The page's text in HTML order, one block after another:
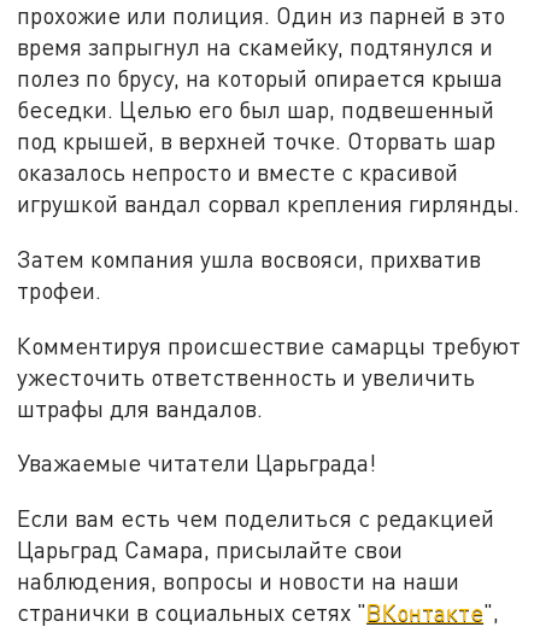
прохожие или полиция. Один из парней в это
время запрыгнул на скамейку, подтянулся и
полез по брусу, на который опирается крыша
беседки. Целью его был шар, подвешенный
под крышей, в верхней точке. Оторвать шар
оказалось непросто и вместе с красивой
игрушкой вандал сорвал крепления гирлянды.
Затем компания ушла восвояси, прихватив
трофеи.
Комментируя происшествие самарцы требуют
ужесточить ответственность и увеличить
штрафы для вандалов.
Уважаемые читатели Царьграда!
Если вам есть чем поделиться с редакцией
Царьград Самара, присылайте свои
наблюдения, вопросы и новости на наши
странички в социальных сетях "ВКонтакте",